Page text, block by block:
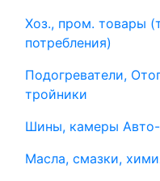
Хоз., пром. товары
потребления)
Подогреватели,
тройники
Шины, камеры
Масла, смазки,